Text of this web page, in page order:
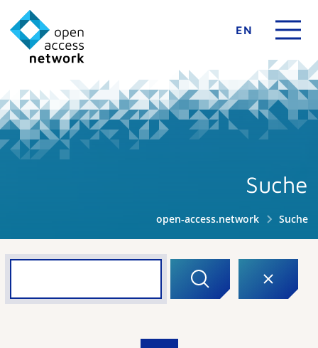
EN
Suche
open-access.network Suche